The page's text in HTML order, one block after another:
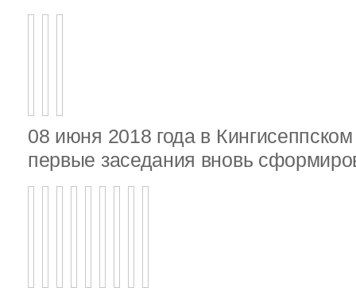
08 июня 2018 года в
первые заседания вновь